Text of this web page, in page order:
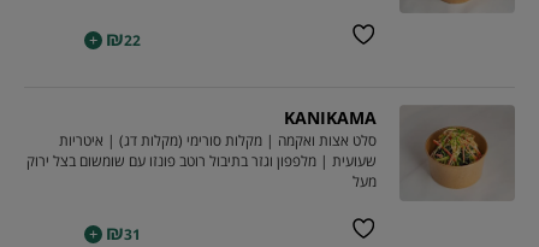
₪22
+
KANIKAMA
סלט אצות ואקמה | מקלות סורימי (מקלות דג) | איטריות
שעועית | מלפפון וגזר בתיבול רוטב פונזו עם שומשום בצל ירוק
מעל
₪31
+